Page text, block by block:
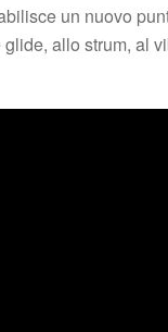
un nuovo
allo strum, al